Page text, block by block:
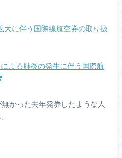
大に伴う国際線航空券の取り扱
よる肺炎の発生に伴う国際航
かった去年発券したような人